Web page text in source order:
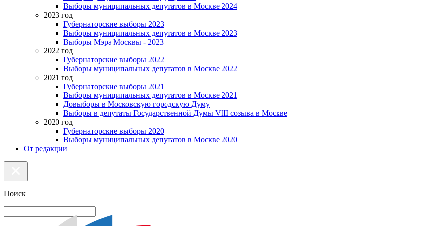
Выборы муниципальных депутатов в Москве 2024
2023 год
Губернаторские выборы 2023
Выборы муниципальных депутатов в Москве 2023
Выборы Мэра Москвы - 2023
2022 год
Губернаторские выборы 2022
Выборы муниципальных депутатов в Москве 2022
2021 год
Губернаторские выборы 2021
Выборы муниципальных депутатов в Москве 2021
Довыборы в Московскую городскую Думу
Выборы в депутаты Государственной Думы VIII созыва в Москве
2020 год
Губернаторские выборы 2020
Выборы муниципальных депутатов в Москве 2020
От редакции
Поиск